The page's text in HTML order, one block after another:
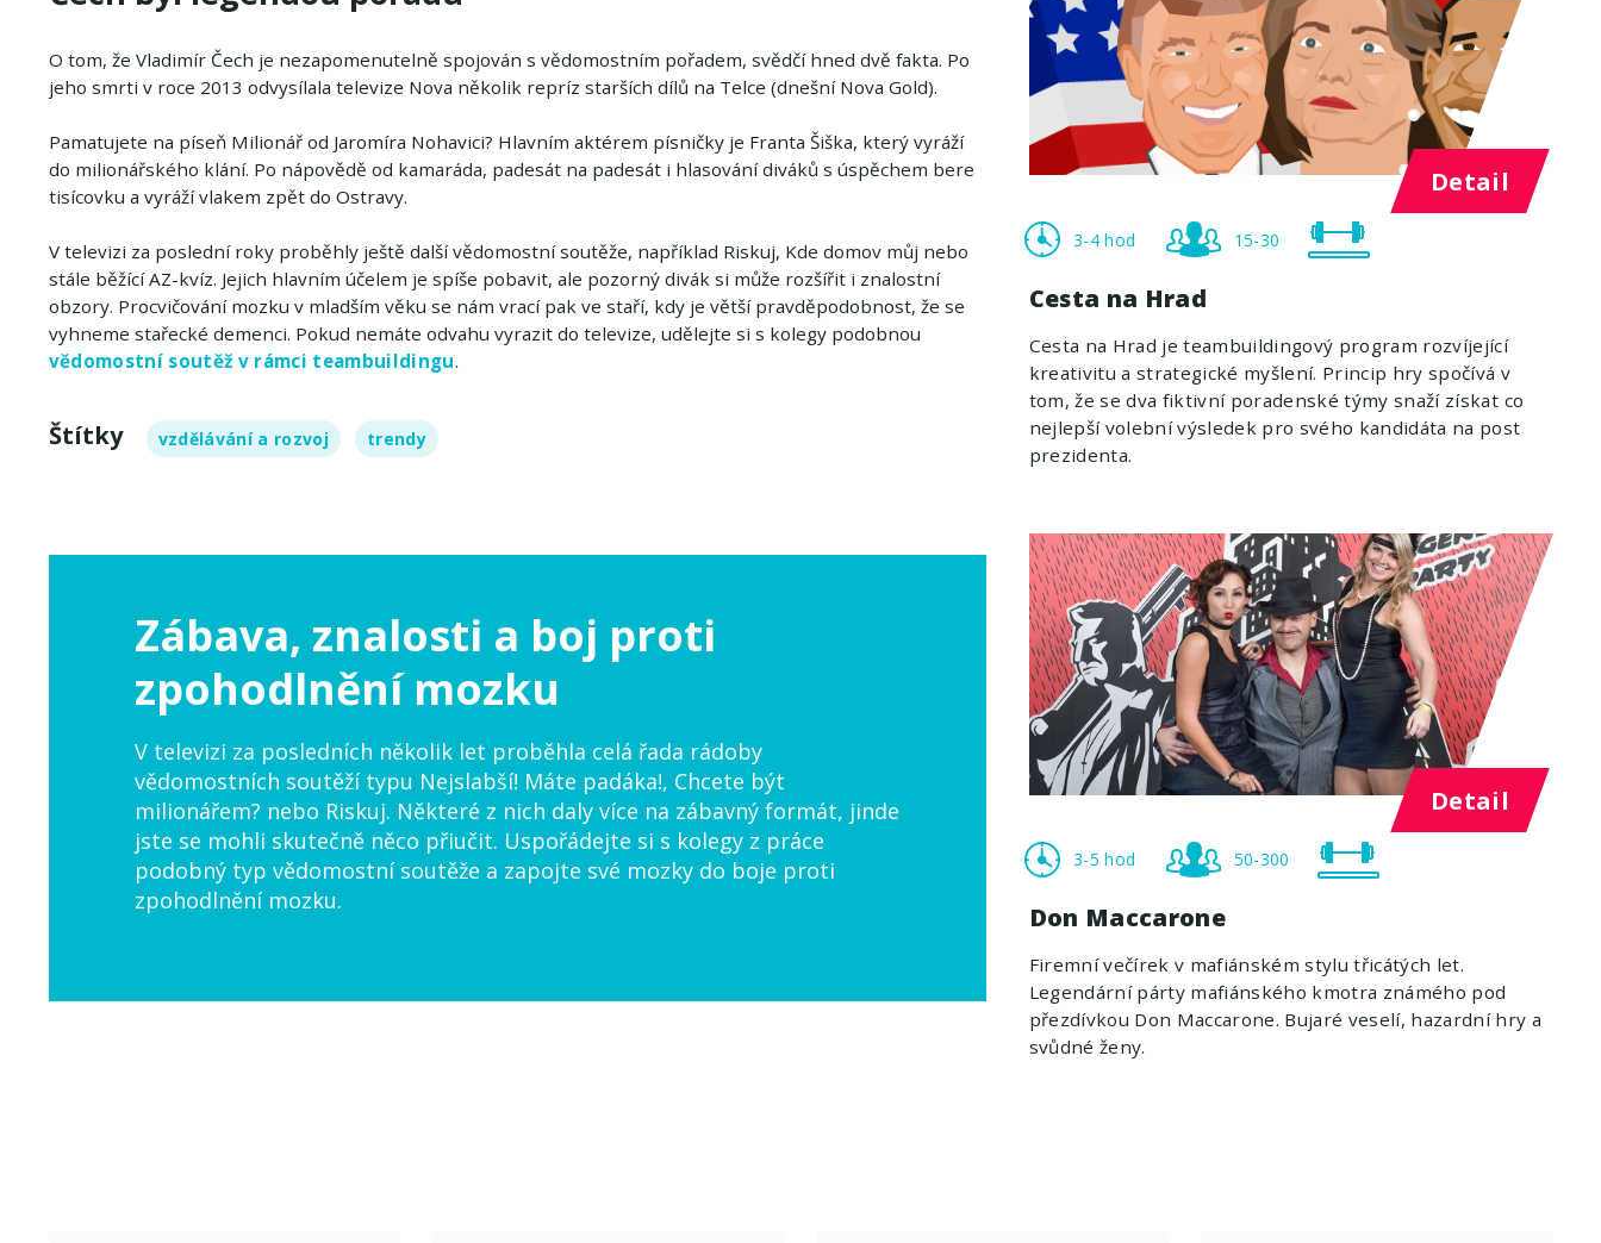
O tom, že Vladimír Čech je nezapomenutelně spojován s vědomostním pořadem, svědčí hned dvě fakta. Po
jeho smrti v roce 2013 odvysílala televize Nova několik repríz starších dílů na Telce (dnešní Nova Gold).
Pamatujete na píseň Milionář od Jaromíra Nohavici? Hlavním aktérem písničky je Franta Šiška, který vyráží
do milionářského klání. Po nápovědě od kamaráda, padesát na padesát i hlasování diváků s úspěchem bere
tisícovku a vyráží vlakem zpět do Ostravy.
V televizi za poslední roky proběhly ještě další vědomostní soutěže, například Riskuj, Kde domov můj nebo
stále běžící AZ-kvíz. Jejich hlavním účelem je spíše pobavit, ale pozorný divák si může rozšířit i znalostní
obzory. Procvičování mozku v mladším věku se nám vrací pak ve staří, kdy je větší pravděpodobnost, že se
vyhneme stařecké demenci. Pokud nemáte odvahu vyrazit do televize, udělejte si s kolegy podobnou
vědomostní soutěž v rámci teambuildingu.
Štítky vzdělávání a rozvoj trendy
Zábava, znalosti a boj proti
zpohodlnění mozku
V televizi za posledních několik let proběhla celá řada rádoby
vědomostních soutěží typu Nejslabší! Máte padáka!, Chcete být
milionářem? nebo Riskuj. Některé z nich daly více na zábavný formát, jinde
jste se mohli skutečně něco přiučit. Uspořádejte si s kolegy z práce
podobný typ vědomostní soutěže a zapojte své mozky do boje proti
zpohodlnění mozku.
Detail
3-4 hod 15-30
Cesta na Hrad
Cesta na Hrad je teambuildingový program rozvíjející
kreativitu a strategické myšlení. Princip hry spočívá v
tom, že se dva fiktivní poradenské týmy snaží získat co
nejlepší volební výsledek pro svého kandidáta na post
prezidenta.
Detail
3-5 hod 50-300
Don Maccarone
Firemní večírek v mafiánském stylu třicátých let.
Legendární párty mafiánského kmotra známého pod
přezdívkou Don Maccarone. Bujaré veselí, hazardní hry a
svůdné ženy.